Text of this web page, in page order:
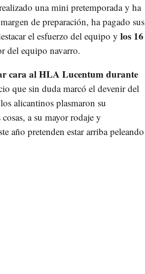
una mini pretemporada y ha
de preparación, ha pagado sus
el esfuerzo del equipo y los 16
del equipo navarro.
cara al HLA Lucentum durante
que sin duda marcó el devenir del
alicantinos plasmaron su
a su mayor rodaje y
año pretenden estar arriba peleando